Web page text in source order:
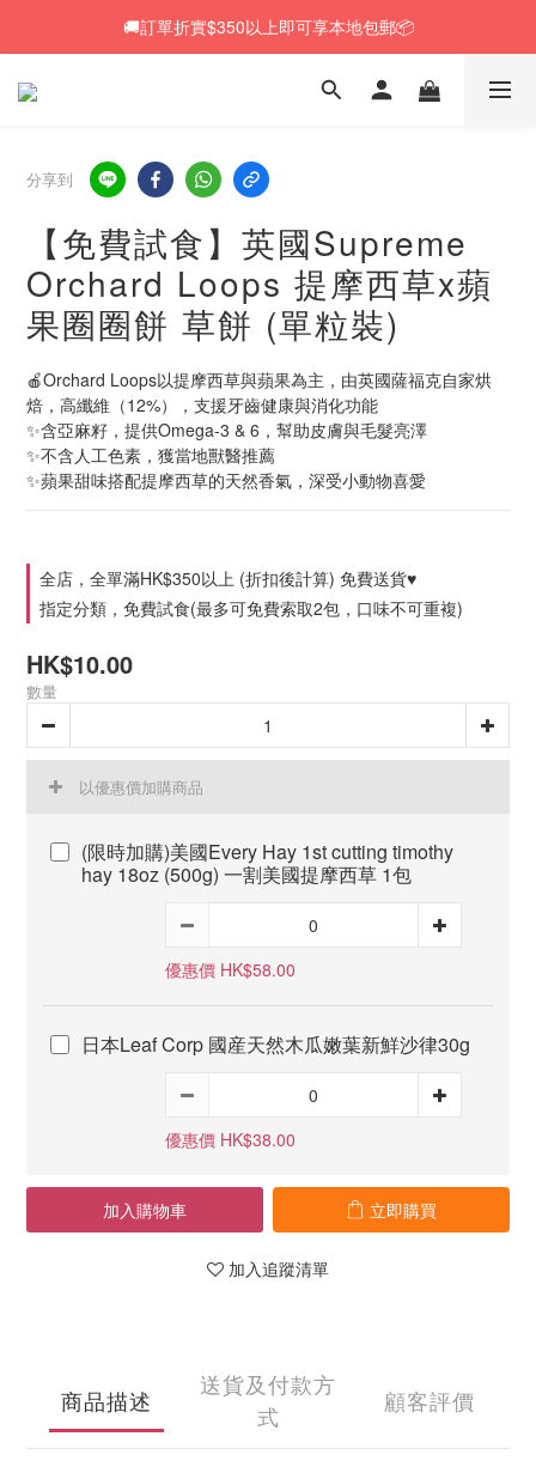
🚚訂單折實$350以上即可享本地包郵📦
🚚訂單折實$350以上即可享本地包郵📦
🆕 Rabbit RuRu 新貨到港！人氣黑麥草系列同步補貨🌿
🚚訂單折實$350以上即可享本地包郵📦
分享到
【免費試食】英國Supreme
Orchard Loops 提摩西草x蘋
果圈圈餅 草餅 (單粒裝)
🍎Orchard Loops以提摩西草與蘋果為主，由英國薩福克自家烘
焙，高纖維（12%），支援牙齒健康與消化功能
✨含亞麻籽，提供Omega‑3 & 6，幫助皮膚與毛髮亮澤
✨不含人工色素，獲當地獸醫推薦
✨蘋果甜味搭配提摩西草的天然香氣，深受小動物喜愛
全店，全單滿HK$350以上 (折扣後計算) 免費送貨♥
指定分類，免費試食(最多可免費索取2包，口味不可重複)
HK$10.00
數量
以優惠價加購商品
(限時加購)美國Every Hay 1st cutting timothy
hay 18oz (500g) 一割美國提摩西草 1包
優惠價 HK$58.00
日本Leaf Corp 國産天然木瓜嫩葉新鮮沙律30g
優惠價 HK$38.00
加入購物車 立即購買
加入追蹤清單
商品描述
送貨及付款方
式
顧客評價